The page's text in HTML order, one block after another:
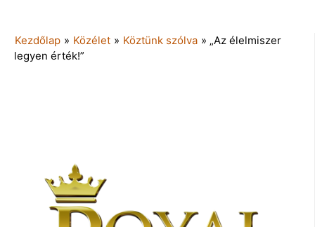
Kezdőlap » Közélet » Köztünk szólva » „Az élelmiszer
legyen érték!”